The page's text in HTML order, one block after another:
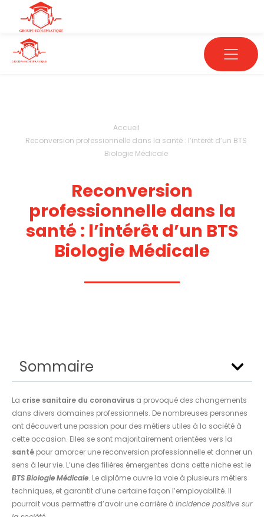
Accueil
Reconversion professionnelle dans la santé : l’intérêt d’un BTS
Biologie Médicale
Reconversion
professionnelle dans la
santé : l’intérêt d’un BTS
Biologie Médicale
Sommaire
La crise sanitaire du coronavirus a provoqué des changements
dans divers domaines professionnels. De nombreuses personnes
ont découvert une passion pour des métiers utiles à la société à
cette occasion. Elles se sont majoritairement orientées vers la
santé pour amorcer une reconversion professionnelle et donner un
sens à leur vie. L’une des filières émergentes dans cette niche est le
BTS Biologie Médicale. Le diplôme ouvre la voie à plusieurs métiers
techniques, et garantit d’une certaine façon l’employabilité. Il
pourrait vous permettre d’avoir une carrière à incidence positive sur